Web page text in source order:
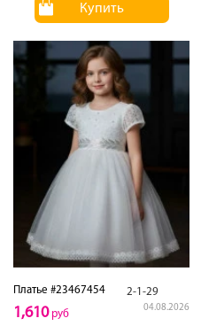
Купить
Платье #23467454 2-1-29
04.08.2026
1,610руб